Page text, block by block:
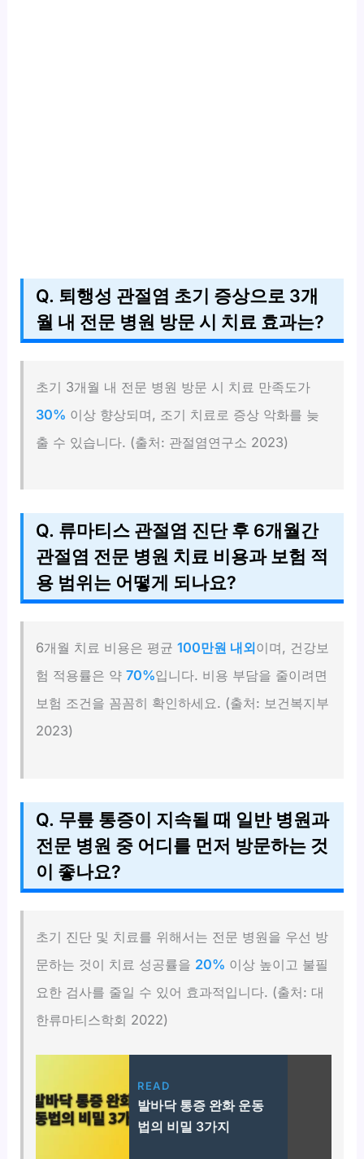
Q. 퇴행성 관절염 초기 증상으로 3개
월 내 전문 병원 방문 시 치료 효과는?
초기 3개월 내 전문 병원 방문 시 치료 만족도가
30% 이상 향상되며, 조기 치료로 증상 악화를 늦
출 수 있습니다. (출처: 관절염연구소 2023)
Q. 류마티스 관절염 진단 후 6개월간
관절염 전문 병원 치료 비용과 보험 적
용 범위는 어떻게 되나요?
6개월 치료 비용은 평균100만원 내외이며, 건강보
험 적용률은 약70%입니다. 비용 부담을 줄이려면
보험 조건을 꼼꼼히 확인하세요. (출처: 보건복지부
2023)
Q. 무릎 통증이 지속될 때 일반 병원과
전문 병원 중 어디를 먼저 방문하는 것
이 좋나요?
초기 진단 및 치료를 위해서는 전문 병원을 우선 방
문하는 것이 치료 성공률을 20% 이상 높이고 불필
요한 검사를 줄일 수 있어 효과적입니다. (출처: 대
한류마티스학회 2022)
READ
발바닥 통증 완화 운동
법의 비밀 3가지